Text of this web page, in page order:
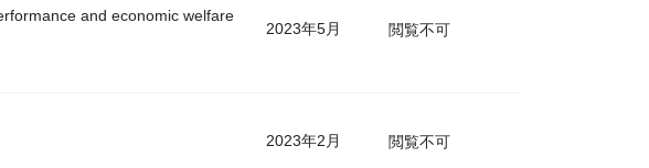
and economic welfare
2023年5月 閲覧不可
2023年2月 閲覧不可